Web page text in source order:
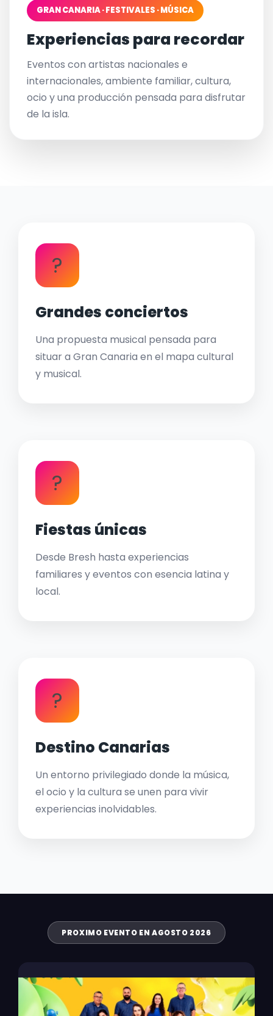
GRAN CANARIA · FESTIVALES · MÚSICA
Experiencias para recordar
Eventos con artistas nacionales e
internacionales, ambiente familiar, cultura,
ocio y una producción pensada para disfrutar
de la isla.
?
Grandes conciertos
Una propuesta musical pensada para
situar a Gran Canaria en el mapa cultural
y musical.
?
Fiestas únicas
Desde Bresh hasta experiencias
familiares y eventos con esencia latina y
local.
?
Destino Canarias
Un entorno privilegiado donde la música,
el ocio y la cultura se unen para vivir
experiencias inolvidables.
PROXIMO EVENTO EN AGOSTO 2026